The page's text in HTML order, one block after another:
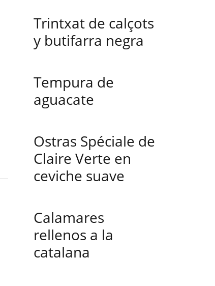
Trintxat de calçots
y butifarra negra
Tempura de
aguacate
Ostras Spéciale de
Claire Verte en
ceviche suave
Calamares
rellenos a la
catalana